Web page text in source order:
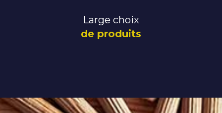
Large choix
de produits